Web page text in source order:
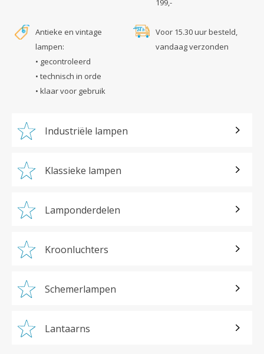
199,-
Antieke en vintage
lampen:
• gecontroleerd
• technisch in orde
• klaar voor gebruik
Voor 15.30 uur besteld,
vandaag verzonden
Industriële lampen
Klassieke lampen
Lamponderdelen
Kroonluchters
Schemerlampen
Lantaarns